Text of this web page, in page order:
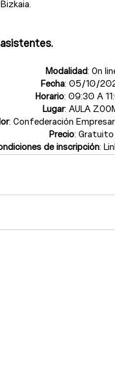
Modalidad: On
Fecha: 05/10/
Horario: 09:30 A
Lugar: AULA
: Confederación
Precio: Gratuito
de inscripción: